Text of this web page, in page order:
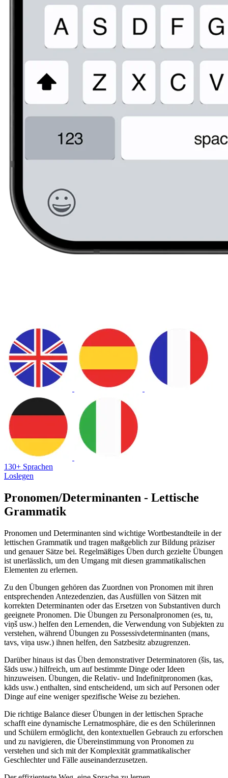
130+ Sprachen
Loslegen
Pronomen/Determinanten - Lettische
Grammatik
Pronomen und Determinanten sind wichtige Wortbestandteile in der
lettischen Grammatik und tragen maßgeblich zur Bildung präziser
und genauer Sätze bei. Regelmäßiges Üben durch gezielte Übungen
ist unerlässlich, um den Umgang mit diesen grammatikalischen
Elementen zu erlernen.
Zu den Übungen gehören das Zuordnen von Pronomen mit ihren
entsprechenden Antezedenzien, das Ausfüllen von Sätzen mit
korrekten Determinanten oder das Ersetzen von Substantiven durch
geeignete Pronomen. Die Übungen zu Personalpronomen (es, tu,
viņš usw.) helfen den Lernenden, die Verwendung von Subjekten zu
verstehen, während Übungen zu Possessivdeterminanten (mans,
tavs, viņa usw.) ihnen helfen, den Satzbesitz abzugrenzen.
Darüber hinaus ist das Üben demonstrativer Determinatoren (šis, tas,
šāds usw.) hilfreich, um auf bestimmte Dinge oder Ideen
hinzuweisen. Übungen, die Relativ- und Indefinitpronomen (kas,
kāds usw.) enthalten, sind entscheidend, um sich auf Personen oder
Dinge auf eine weniger spezifische Weise zu beziehen.
Die richtige Balance dieser Übungen in der lettischen Sprache
schafft eine dynamische Lernatmosphäre, die es den Schülerinnen
und Schülern ermöglicht, den kontextuellen Gebrauch zu erforschen
und zu navigieren, die Übereinstimmung von Pronomen zu
verstehen und sich mit der Komplexität grammatikalischer
Geschlechter und Fälle auseinanderzusetzen.